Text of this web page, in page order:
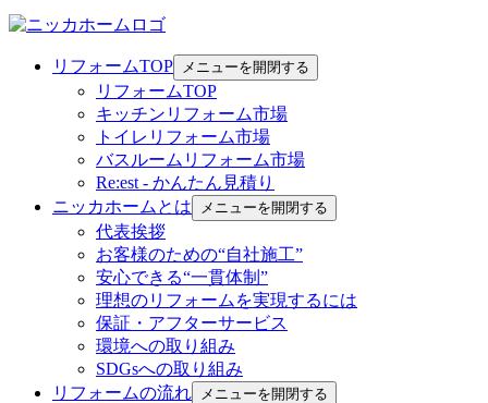
リフォームTOP メニューを開閉する
リフォームTOP
キッチンリフォーム市場
トイレリフォーム市場
バスルームリフォーム市場
Re:est - かんたん見積り
ニッカホームとは
メニューを開閉する
代表挨拶
お客様のための“自社施工”
安心できる“一貫体制”
理想のリフォームを実現するには
保証・アフターサービス
環境への取り組み
SDGsへの取り組み
リフォームの流れ
メニューを開閉する